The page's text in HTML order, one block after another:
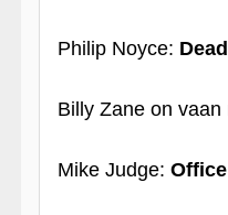
Philip Noyce:
Billy Zane on
Mike Judge: